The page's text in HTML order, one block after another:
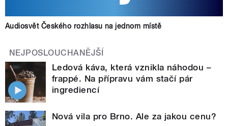
Audiosvět Českého rozhlasu na jednom místě
NEJPOSLOUCHANĚJŠÍ
Ledová káva, která vznikla náhodou –
frappé. Na přípravu vám stačí pár
ingrediencí
Nová vila pro Brno. Ale za jakou cenu?